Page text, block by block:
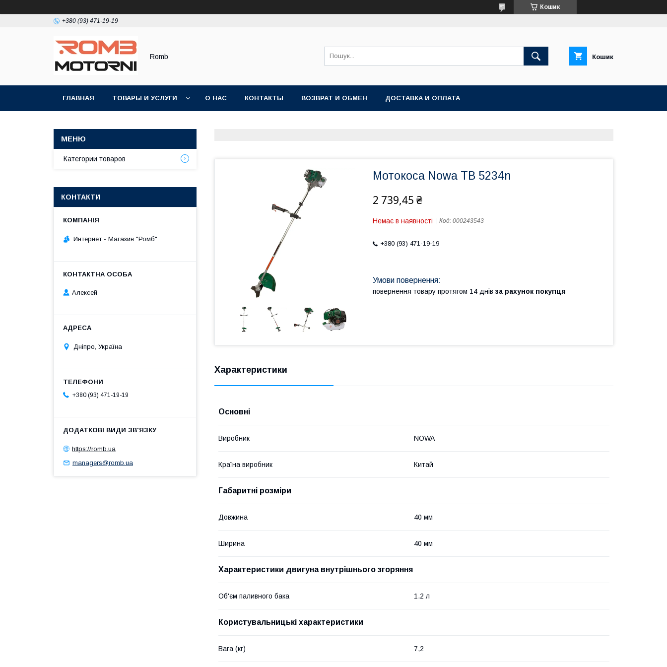
Кошик
+380 (93) 471-19-19
Romb Кошик
ГЛАВНАЯ ТОВАРЫ И УСЛУГИ О НАС КОНТАКТЫ ВОЗВРАТ И ОБМЕН ДОСТАВКА И ОПЛАТА
Мотокоса Nowa TB 5234n
2 739,45 ₴
Немає в наявності Код: 000243543
+380 (93) 471-19-19
повернення товару протягом 14 днів за рахунок покупця
Характеристики
Основні
Виробник NOWA
Країна виробник Китай
Габаритні розміри
Довжина 40 мм
Ширина 40 мм
Характеристики двигуна внутрішнього згоряння
Об'єм паливного бака 1.2 л
Користувальницькі характеристики
Вага (кг) 7,2
Категории товаров
КОНТАКТИ
Интернет - Магазин "Ромб"
Алексей
Дніпро, Україна
+380 (93) 471-19-19
https://romb.ua
managers@romb.ua